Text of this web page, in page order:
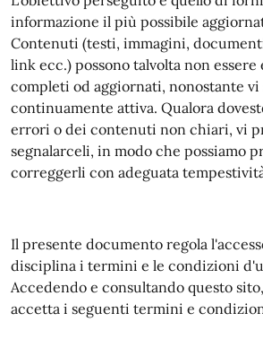
informazione il più possibile
Contenuti (testi, immagini,
link ecc.) possono talvolta non essere
completi od aggiornati, nonostante vi
continuamente attiva. Qualora
errori o dei contenuti non chiari, vi
segnalarceli, in modo che possiamo
correggerli con adeguata
Il presente documento regola
disciplina i termini e le condizioni
Accedendo e consultando questo
accetta i seguenti termini e